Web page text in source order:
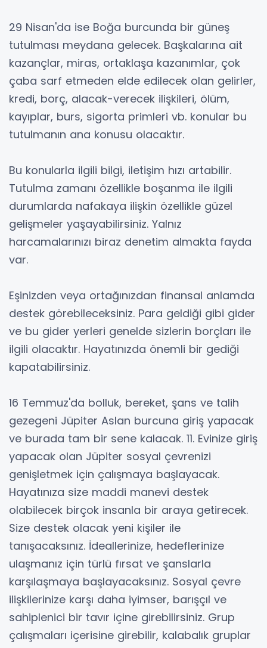
29 Nisan'da ise Boğa burcunda bir güneş
tutulması meydana gelecek. Başkalarına ait
kazançlar, miras, ortaklaşa kazanımlar, çok
çaba sarf etmeden elde edilecek olan gelirler,
kredi, borç, alacak-verecek ilişkileri, ölüm,
kayıplar, burs, sigorta primleri vb. konular bu
tutulmanın ana konusu olacaktır.
Bu konularla ilgili bilgi, iletişim hızı artabilir.
Tutulma zamanı özellikle boşanma ile ilgili
durumlarda nafakaya ilişkin özellikle güzel
gelişmeler yaşayabilirsiniz. Yalnız
harcamalarınızı biraz denetim almakta fayda
var.
Eşinizden veya ortağınızdan finansal anlamda
destek görebileceksiniz. Para geldiği gibi gider
ve bu gider yerleri genelde sizlerin borçları ile
ilgili olacaktır. Hayatınızda önemli bir gediği
kapatabilirsiniz.
16 Temmuz'da bolluk, bereket, şans ve talih
gezegeni Jüpiter Aslan burcuna giriş yapacak
ve burada tam bir sene kalacak. 11. Evinize giriş
yapacak olan Jüpiter sosyal çevrenizi
genişletmek için çalışmaya başlayacak.
Hayatınıza size maddi manevi destek
olabilecek birçok insanla bir araya getirecek.
Size destek olacak yeni kişiler ile
tanışacaksınız. İdeallerinize, hedeflerinize
ulaşmanız için türlü fırsat ve şanslarla
karşılaşmaya başlayacaksınız. Sosyal çevre
ilişkilerinize karşı daha iyimser, barışçıl ve
sahiplenici bir tavır içine girebilirsiniz. Grup
çalışmaları içerisine girebilir, kalabalık gruplar